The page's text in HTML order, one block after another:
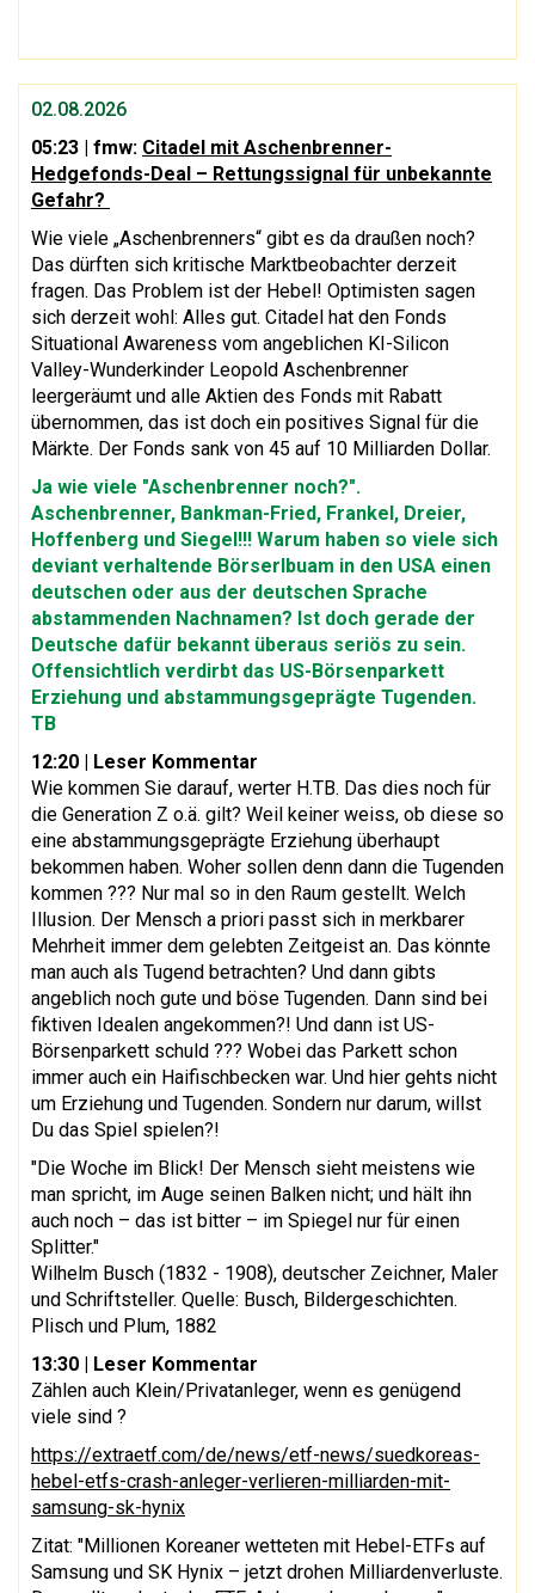
02.08.2026
05:23 | fmw: Citadel mit Aschenbrenner-
Hedgefonds-Deal – Rettungssignal für unbekannte
Gefahr?
Wie viele „Aschenbrenners“ gibt es da draußen noch?
Das dürften sich kritische Marktbeobachter derzeit
fragen. Das Problem ist der Hebel! Optimisten sagen
sich derzeit wohl: Alles gut. Citadel hat den Fonds
Situational Awareness vom angeblichen KI-Silicon
Valley-Wunderkinder Leopold Aschenbrenner
leergeräumt und alle Aktien des Fonds mit Rabatt
übernommen, das ist doch ein positives Signal für die
Märkte. Der Fonds sank von 45 auf 10 Milliarden Dollar.
Ja wie viele "Aschenbrenner noch?".
Aschenbrenner, Bankman-Fried, Frankel, Dreier,
Hoffenberg und Siegel!!! Warum haben so viele sich
deviant verhaltende Börserlbuam in den USA einen
deutschen oder aus der deutschen Sprache
abstammenden Nachnamen? Ist doch gerade der
Deutsche dafür bekannt überaus seriös zu sein.
Offensichtlich verdirbt das US-Börsenparkett
Erziehung und abstammungsgeprägte Tugenden.
TB
12:20 | Leser Kommentar
Wie kommen Sie darauf, werter H.TB. Das dies noch für
die Generation Z o.ä. gilt? Weil keiner weiss, ob diese so
eine abstammungsgeprägte Erziehung überhaupt
bekommen haben. Woher sollen denn dann die Tugenden
kommen ??? Nur mal so in den Raum gestellt. Welch
Illusion. Der Mensch a priori passt sich in merkbarer
Mehrheit immer dem gelebten Zeitgeist an. Das könnte
man auch als Tugend betrachten? Und dann gibts
angeblich noch gute und böse Tugenden. Dann sind bei
fiktiven Idealen angekommen?! Und dann ist US-
Börsenparkett schuld ??? Wobei das Parkett schon
immer auch ein Haifischbecken war. Und hier gehts nicht
um Erziehung und Tugenden. Sondern nur darum, willst
Du das Spiel spielen?!
"Die Woche im Blick! Der Mensch sieht meistens wie
man spricht, im Auge seinen Balken nicht; und hält ihn
auch noch – das ist bitter – im Spiegel nur für einen
Splitter."
Wilhelm Busch (1832 - 1908), deutscher Zeichner, Maler
und Schriftsteller. Quelle: Busch, Bildergeschichten.
Plisch und Plum, 1882
13:30 | Leser Kommentar
Zählen auch Klein/Privatanleger, wenn es genügend
viele sind ?
https://extraetf.com/de/news/etf-news/suedkoreas-
hebel-etfs-crash-anleger-verlieren-milliarden-mit-
samsung-sk-hynix
Zitat: "Millionen Koreaner wetteten mit Hebel-ETFs auf
Samsung und SK Hynix – jetzt drohen Milliardenverluste.